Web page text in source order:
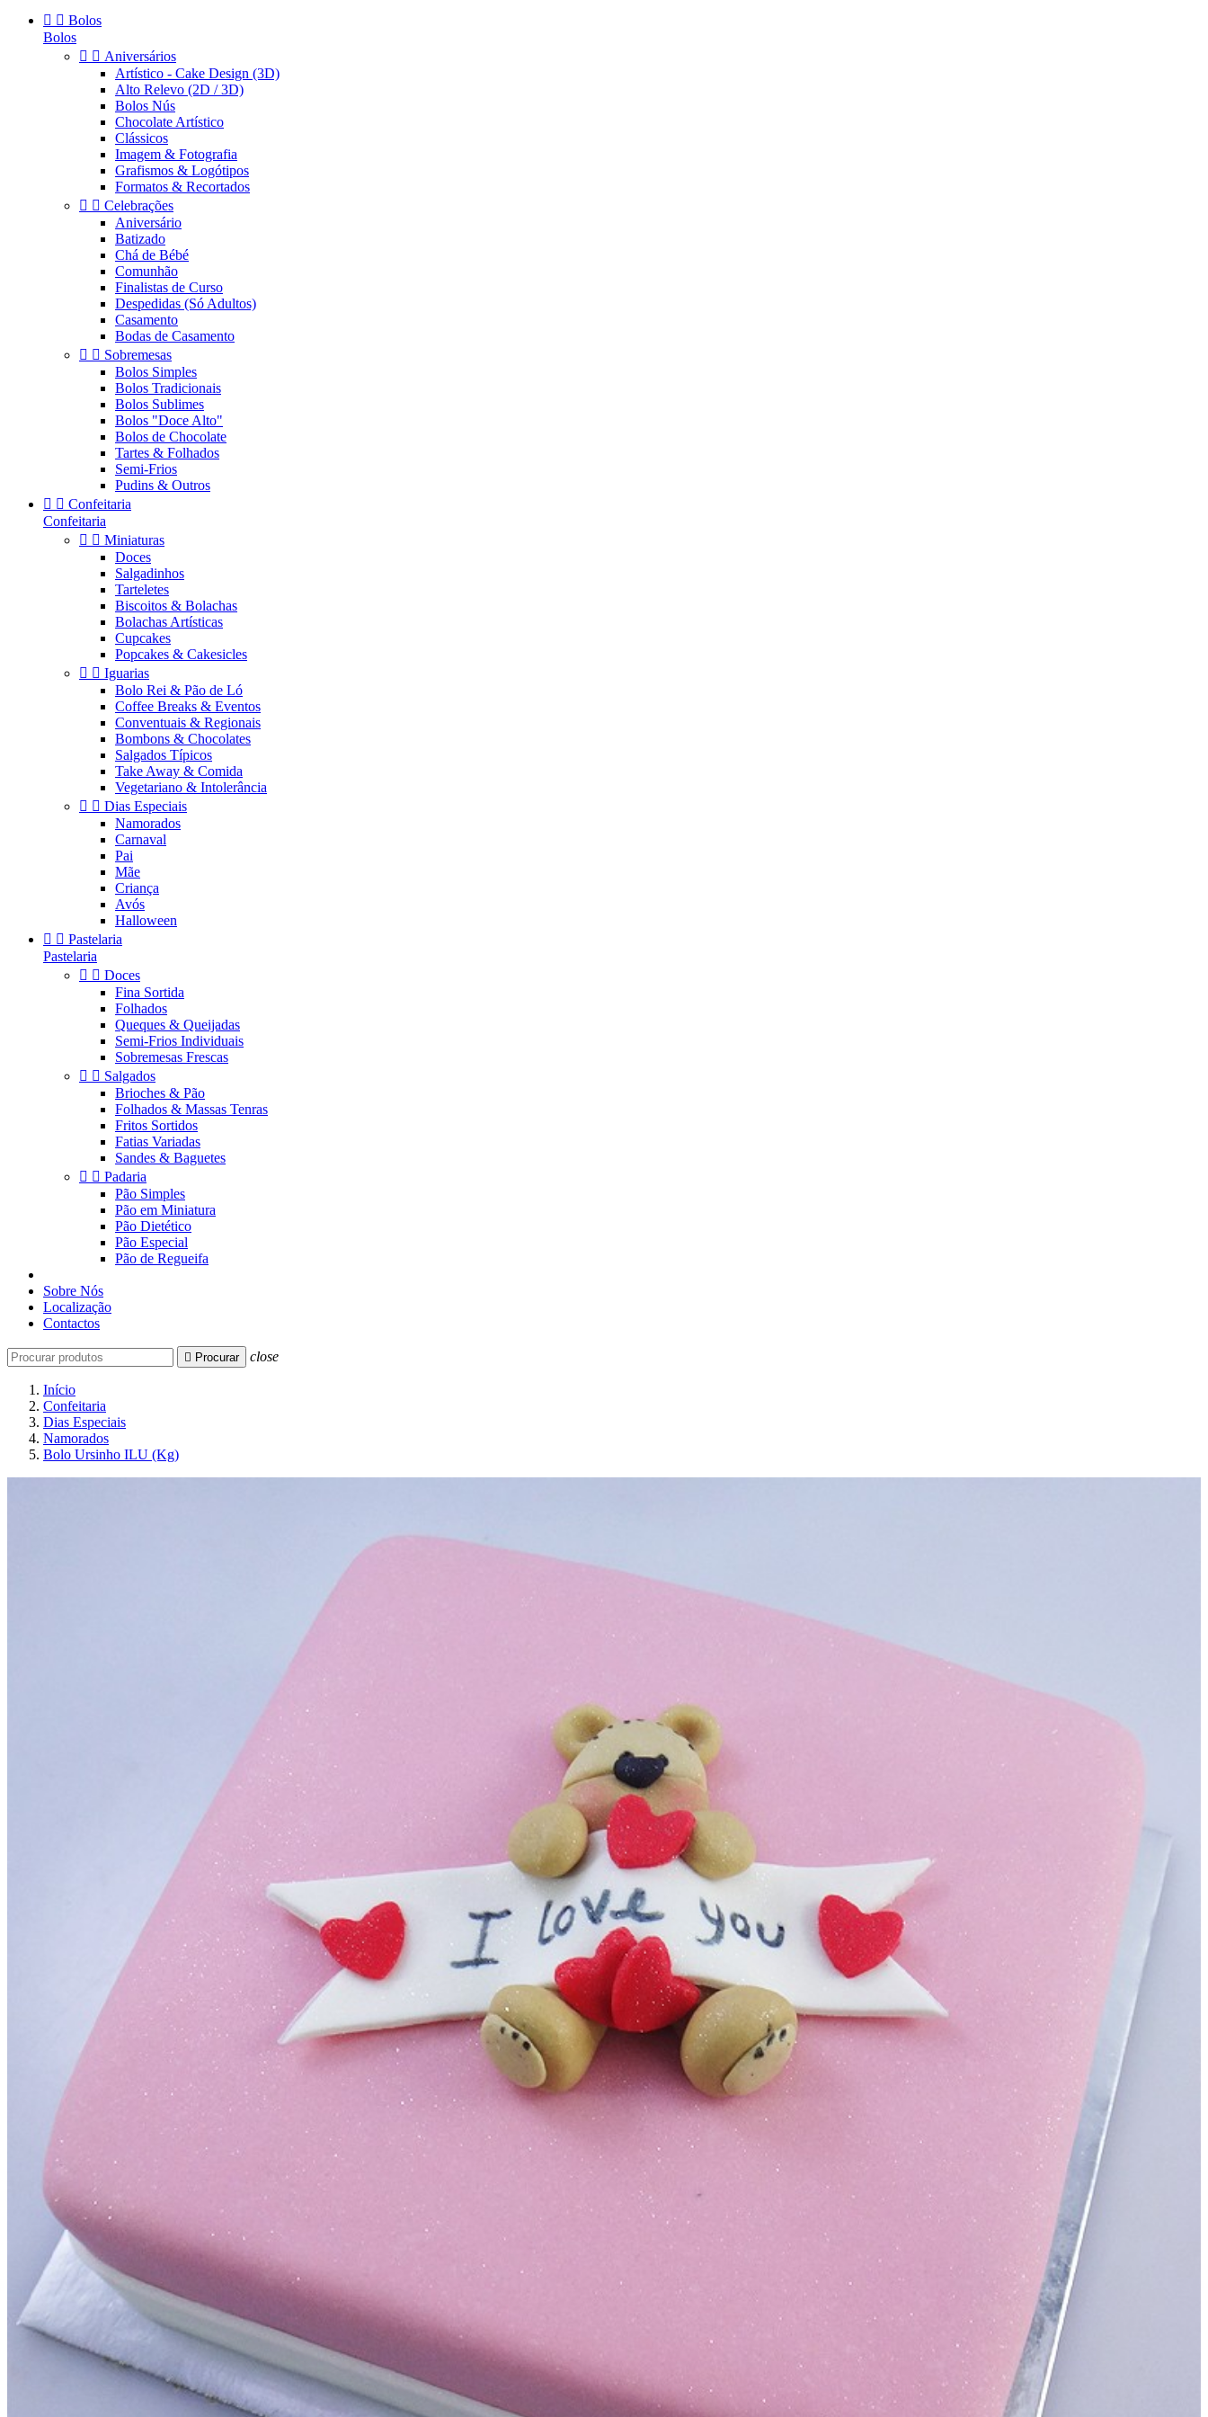
  Bolos
Bolos
  Aniversários
Artístico - Cake Design (3D)
Alto Relevo (2D / 3D)
Bolos Nús
Chocolate Artístico
Clássicos
Imagem & Fotografia
Grafismos & Logótipos
Formatos & Recortados
  Celebrações
Aniversário
Batizado
Chá de Bébé
Comunhão
Finalistas de Curso
Despedidas (Só Adultos)
Casamento
Bodas de Casamento
  Sobremesas
Bolos Simples
Bolos Tradicionais
Bolos Sublimes
Bolos "Doce Alto"
Bolos de Chocolate
Tartes & Folhados
Semi-Frios
Pudins & Outros
  Confeitaria
Confeitaria
  Miniaturas
Doces
Salgadinhos
Tarteletes
Biscoitos & Bolachas
Bolachas Artísticas
Cupcakes
Popcakes & Cakesicles
  Iguarias
Bolo Rei & Pão de Ló
Coffee Breaks & Eventos
Conventuais & Regionais
Bombons & Chocolates
Salgados Típicos
Take Away & Comida
Vegetariano & Intolerância
  Dias Especiais
Namorados
Carnaval
Pai
Mãe
Criança
Avós
Halloween
  Pastelaria
Pastelaria
  Doces
Fina Sortida
Folhados
Queques & Queijadas
Semi-Frios Individuais
Sobremesas Frescas
  Salgados
Brioches & Pão
Folhados & Massas Tenras
Fritos Sortidos
Fatias Variadas
Sandes & Baguetes
  Padaria
Pão Simples
Pão em Miniatura
Pão Dietético
Pão Especial
Pão de Regueifa
Sobre Nós
Localização
Contactos
 Procurar close
Início
Confeitaria
Dias Especiais
Namorados
Bolo Ursinho ILU (Kg)